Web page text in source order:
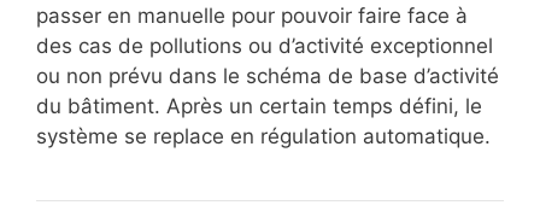
passer en manuelle pour pouvoir faire face à
des cas de pollutions ou d’activité exceptionnel
ou non prévu dans le schéma de base d’activité
du bâtiment. Après un certain temps défini, le
système se replace en régulation automatique.